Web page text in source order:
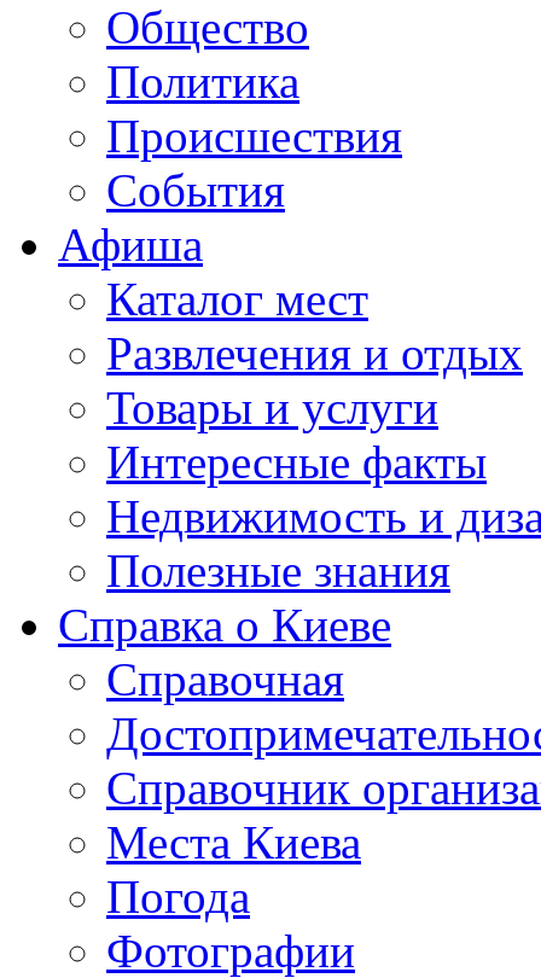
Общество
Политика
Происшествия
События
Афиша
Каталог мест
Развлечения и отдых
Товары и услуги
Интересные факты
Недвижимость и
Полезные знания
Справка о Киеве
Справочная
Справочник
Места Киева
Погода
Фотографии